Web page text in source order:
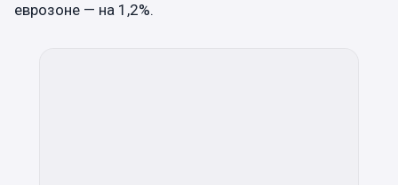
еврозоне — на 1,2%.